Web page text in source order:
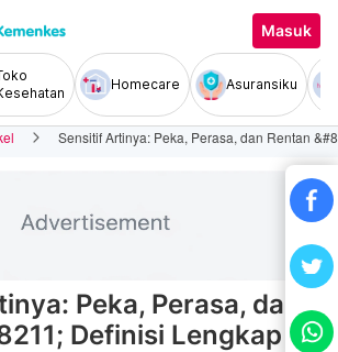
Masuk
Homecare Asuransiku
Sensitif Artinya: Peka, Perasa, dan Rentan
Peka, Perasa, dan
Definisi Lengkap